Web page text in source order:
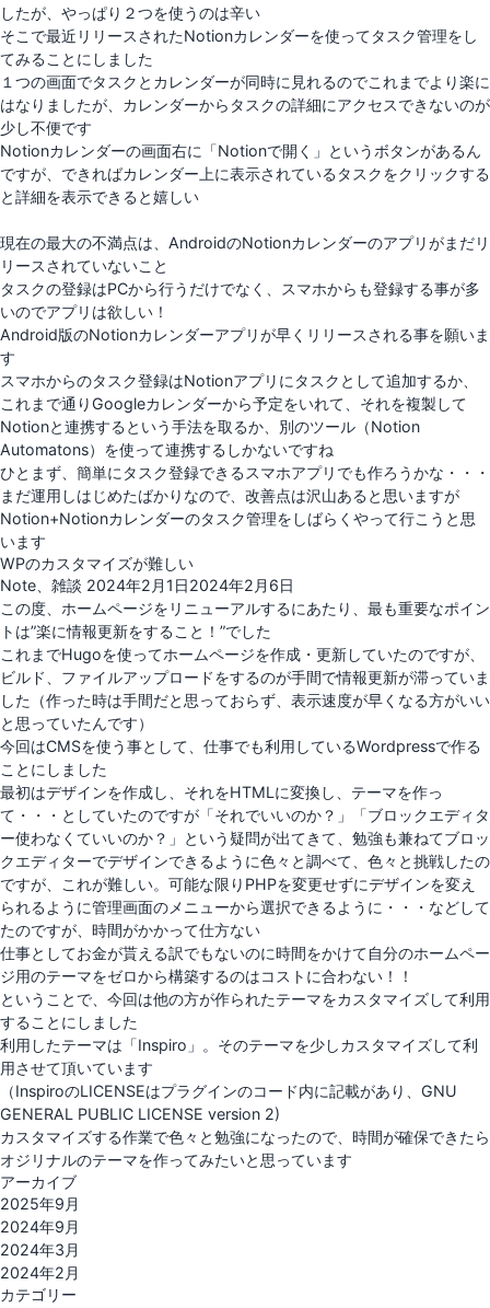
したが、やっぱり２つを使うのは辛い
そこで最近リリースされたNotionカレンダーを使ってタスク管理をし
てみることにしました
１つの画面でタスクとカレンダーが同時に見れるのでこれまでより楽に
はなりましたが、カレンダーからタスクの詳細にアクセスできないのが
少し不便です
Notionカレンダーの画面右に「Notionで開く」というボタンがあるん
ですが、できればカレンダー上に表示されているタスクをクリックする
と詳細を表示できると嬉しい
現在の最大の不満点は、AndroidのNotionカレンダーのアプリがまだリ
リースされていないこと
タスクの登録はPCから行うだけでなく、スマホからも登録する事が多
いのでアプリは欲しい！
Android版のNotionカレンダーアプリが早くリリースされる事を願いま
す
スマホからのタスク登録はNotionアプリにタスクとして追加するか、
これまで通りGoogleカレンダーから予定をいれて、それを複製して
Notionと連携するという手法を取るか、別のツール（Notion
Automatons）を使って連携するしかないですね
ひとまず、簡単にタスク登録できるスマホアプリでも作ろうかな・・・
まだ運用しはじめたばかりなので、改善点は沢山あると思いますが
Notion+Notionカレンダーのタスク管理をしばらくやって行こうと思
います
WPのカスタマイズが難しい
Note
雑談 投
稿
日:
2024年2月1日2024年2月6日
この度、ホームページをリニューアルするにあたり、最も重要なポイン
トは”楽に情報更新をすること！”でした
これまでHugoを使ってホームページを作成・更新していたのですが、
ビルド、ファイルアップロードをするのが手間で情報更新が滞っていま
した（作った時は手間だと思っておらず、表示速度が早くなる方がいい
と思っていたんです）
今回はCMSを使う事として、仕事でも利用しているWordpressで作る
ことにしました
最初はデザインを作成し、それをHTMLに変換し、テーマを作っ
て・・・としていたのですが「それでいいのか？」「ブロックエディタ
ー使わなくていいのか？」という疑問が出てきて、勉強も兼ねてブロッ
クエディターでデザインできるように色々と調べて、色々と挑戦したの
ですが、これが難しい。可能な限りPHPを変更せずにデザインを変え
られるように管理画面のメニューから選択できるように・・・などして
たのですが、時間がかかって仕方ない
仕事としてお金が貰える訳でもないのに時間をかけて自分のホームペー
ジ用のテーマをゼロから構築するのはコストに合わない！！
ということで、今回は他の方が作られたテーマをカスタマイズして利用
することにしました
利用したテーマは「Inspiro 」。そのテーマを少しカスタマイズして利
用させて頂いています
（InspiroのLICENSEはプラグインのコード内に記載があり、GNU
GENERAL PUBLIC LICENSE version 2)
カスタマイズする作業で色々と勉強になったので、時間が確保できたら
オジリナルのテーマを作ってみたいと思っています
アーカイブ
2025年9月
2024年9月
2024年3月
2024年2月
カテゴリー